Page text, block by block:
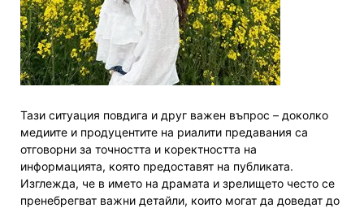
Тази ситуация повдига и друг важен въпрос – доколко
медиите и продуцентите на риалити предавания са
отговорни за точността и коректността на
информацията, която предоставят на публиката.
Изглежда, че в името на драмата и зрелището често се
пренебрегват важни детайли, които могат да доведат до